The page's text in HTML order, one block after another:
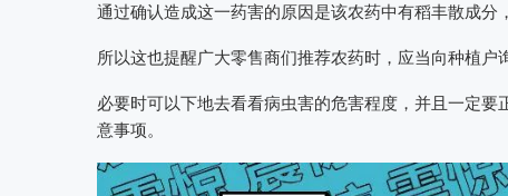
通过确认造成这一药害的原因是该农药中有稻丰散成分
所以这也提醒广大零售商们推荐农药时，应当向种植户
必要时可以下地去看看病虫害的危害程度，并且一定
意事项。